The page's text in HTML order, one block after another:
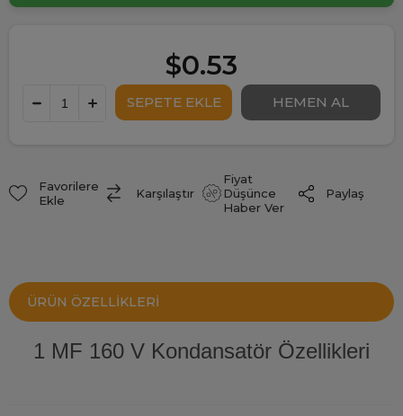
$0.53
Favorilere
Ekle
Karşılaştır
Fiyat
Düşünce
Haber Ver
Paylaş
ÜRÜN ÖZELLIKLERI
1 MF 160 V Kondansatör Özellikleri